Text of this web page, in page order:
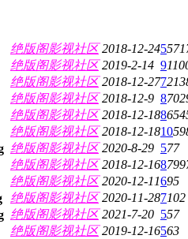
绝版阁影视社区 2018-12-245
绝版阁影视社区 2019-2-14 9
绝版阁影视社区 2018-12-277
绝版阁影视社区 2018-12-9 8
绝版阁影视社区 2018-12-188
绝版阁影视社区 2018-12-1810
绝版阁影视社区 2020-8-29 577
绝版阁影视社区 2018-12-168
绝版阁影视社区 2020-12-11695
绝版阁影视社区 2020-11-287102
绝版阁影视社区 2021-7-20 557
绝版阁影视社区 2019-12-16563